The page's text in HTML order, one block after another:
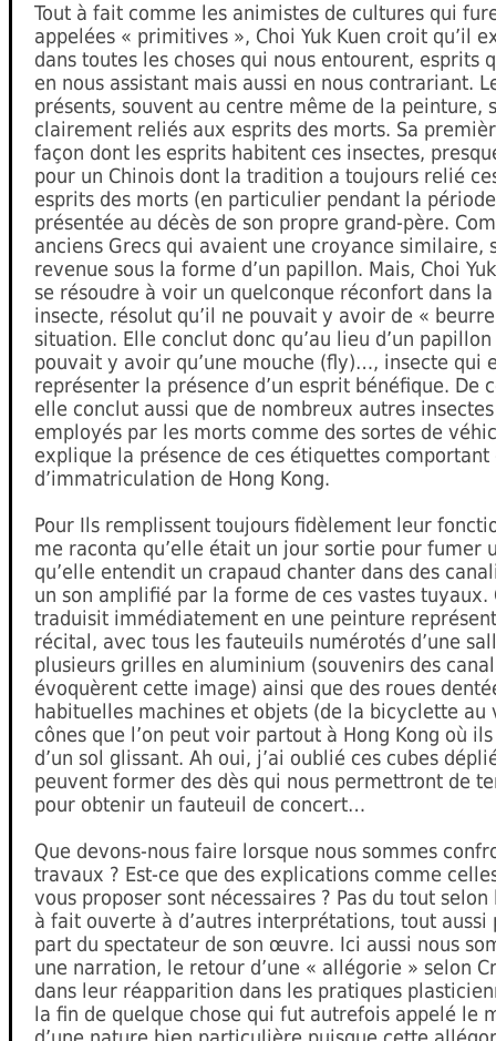
Tout à fait comme les animistes de cultures qui
appelées « primitives », Choi Yuk Kuen croit qu’il
dans toutes les choses qui nous entourent, esprits
en nous assistant mais aussi en nous contrariant.
présents, souvent au centre même de la peinture,
clairement reliés aux esprits des morts. Sa
façon dont les esprits habitent ces insectes,
pour un Chinois dont la tradition a toujours relié
esprits des morts (en particulier pendant la
présentée au décès de son propre grand-père.
anciens Grecs qui avaient une croyance similaire,
revenue sous la forme d’un papillon. Mais, Choi
se résoudre à voir un quelconque réconfort dans
insecte, résolut qu’il ne pouvait y avoir de «
situation. Elle conclut donc qu’au lieu d’un
pouvait y avoir qu’une mouche (fly)…, insecte qui
représenter la présence d’un esprit bénéfique. De
elle conclut aussi que de nombreux autres
employés par les morts comme des sortes de
explique la présence de ces étiquettes comportant
d’immatriculation de Hong Kong.
Pour Ils remplissent toujours fidèlement leur
me raconta qu’elle était un jour sortie pour fumer
qu’elle entendit un crapaud chanter dans des
un son amplifié par la forme de ces vastes tuyaux.
traduisit immédiatement en une peinture
récital, avec tous les fauteuils numérotés d’une
plusieurs grilles en aluminium (souvenirs des
évoquèrent cette image) ainsi que des roues
habituelles machines et objets (de la bicyclette
cônes que l’on peut voir partout à Hong Kong où
d’un sol glissant. Ah oui, j’ai oublié ces cubes
peuvent former des dès qui nous permettront de
pour obtenir un fauteuil de concert…
Que devons-nous faire lorsque nous sommes
travaux ? Est-ce que des explications comme
vous proposer sont nécessaires ? Pas du tout
à fait ouverte à d’autres interprétations, tout aussi
part du spectateur de son œuvre. Ici aussi nous
une narration, le retour d’une « allégorie » selon
dans leur réapparition dans les pratiques
la fin de quelque chose qui fut autrefois appelé le